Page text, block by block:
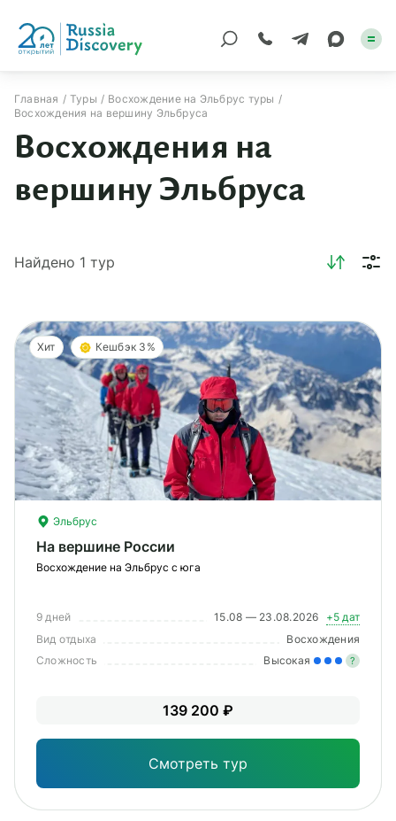
Регионы
Индивидуальные
Корпоративные
О компании
Журнал
Сертификаты
Пн-Пт:10:00–20:00
11:00–20:00
Главная Туры
Восхождение на Эльбрус туры
Восхождения на вершину Эльбруса
Восхождения на
вершину Эльбруса
Найдено 1 тур
Хит Кешбэк 3%
Эльбрус
На вершине России
Восхождение на Эльбрус с юга
9 дней 15.08 — 23.08.2026
+5 дат
Вид отдыха
Восхождения
Сложность
Высокая ?
139 200 ₽
Смотреть тур